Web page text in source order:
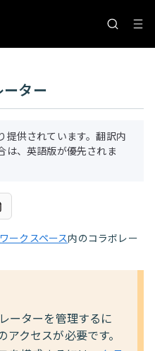
ター
提供されています。翻訳内
は、英語版が優先されま
ワークスペース内のコラボレー
ーターを管理するに
クセスが必要です。